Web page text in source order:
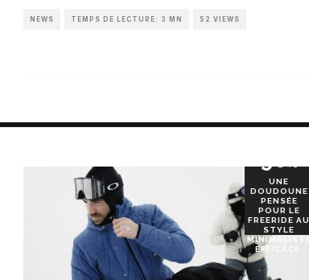
NEWS TEMPS DE LECTURE: 3 MN 52 VIEWS
90%
UNE
DOUDOUNE
PENSÉE
POUR LE
FREERIDE AU
STYLE
MINIMALISTE
EFFICACE.